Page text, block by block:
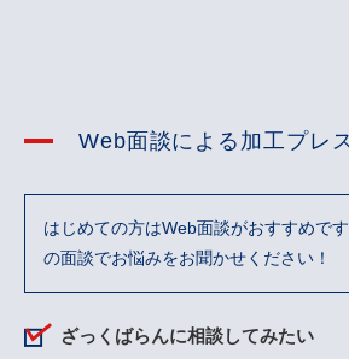
Web面談による加工プレ
はじめての方はWeb面談がおすすめで
の面談でお悩みをお聞かせください！
ざっくばらんに相談してみたい